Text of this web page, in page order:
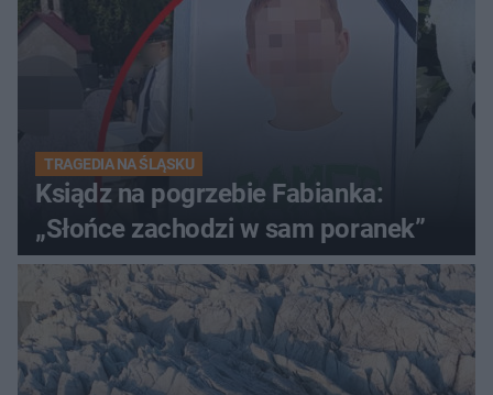
TRAGEDIA NA ŚLĄSKU
Ksiądz na pogrzebie Fabianka:
„Słońce zachodzi w sam poranek”